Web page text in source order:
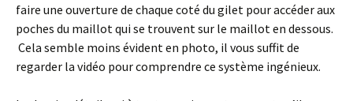
faire une ouverture de chaque coté du gilet pour accéder aux
poches du maillot qui se trouvent sur le maillot en dessous.
Cela semble moins évident en photo, il vous suffit de
regarder la vidéo pour comprendre ce système ingénieux.